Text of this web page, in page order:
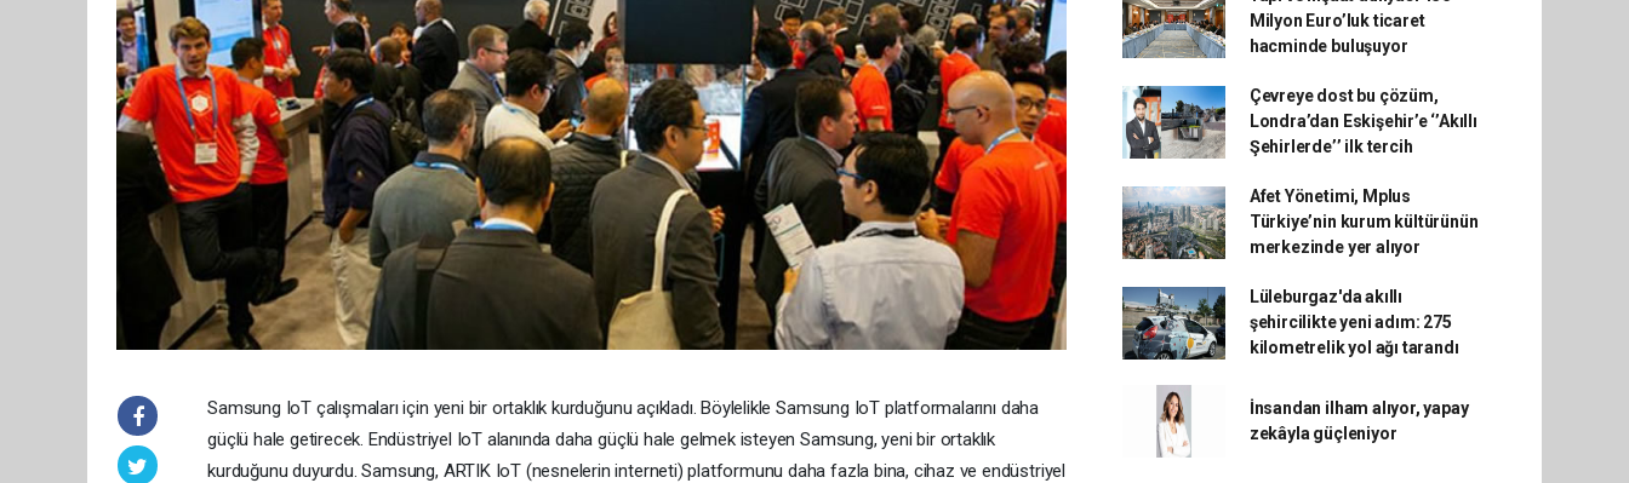
Samsung IoT çalışmaları için yeni bir ortaklık kurduğunu açıkladı. Böylelikle Samsung IoT platformalarını daha
güçlü hale getirecek. Endüstriyel IoT alanında daha güçlü hale gelmek isteyen Samsung, yeni bir ortaklık
kurduğunu duyurdu. Samsung, ARTIK IoT (nesnelerin interneti) platformunu daha fazla bina, cihaz ve endüstriyel
Milyon Euro’luk ticaret
hacminde buluşuyor
Çevreye dost bu çözüm,
Londra’dan Eskişehir’e ‘’Akıllı
Şehirlerde’’ ilk tercih
Afet Yönetimi, Mplus
Türkiye’nin kurum kültürünün
merkezinde yer alıyor
Lüleburgaz'da akıllı
şehircilikte yeni adım: 275
kilometrelik yol ağı tarandı
İnsandan ilham alıyor, yapay
zekâyla güçleniyor